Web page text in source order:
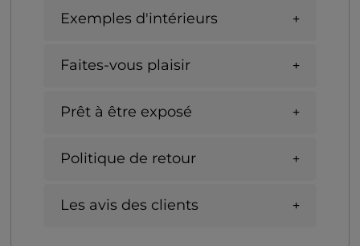
Exemples d'intérieurs
Faites-vous plaisir
Prêt à être exposé
Politique de retour
Les avis des clients